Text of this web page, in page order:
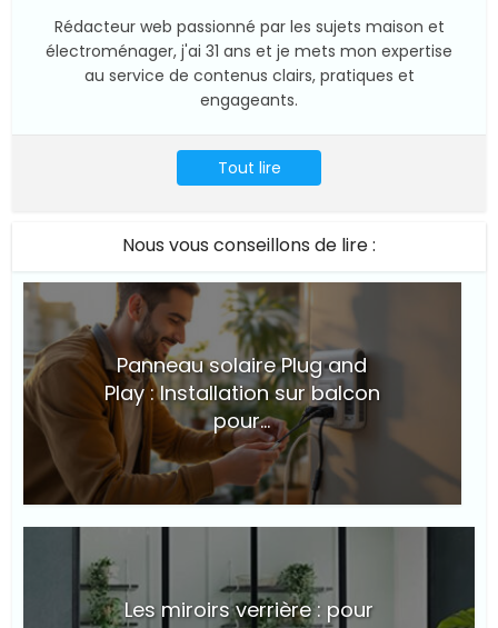
Rédacteur web passionné par les sujets maison et
électroménager, j'ai 31 ans et je mets mon expertise
au service de contenus clairs, pratiques et
engageants.
Tout lire
Nous vous conseillons de lire :
Panneau solaire Plug and
Play : Installation sur balcon
pour...
Les miroirs verrière : pour